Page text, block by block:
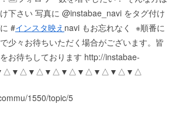
下さい 写真に @instabae_navi をタグ付け
#インスタ映え navi もお忘れなく ️ ※順番に
少々お待ちいただく場合がございます。 皆
お待ちしております http://instabae-
1550/topic/5